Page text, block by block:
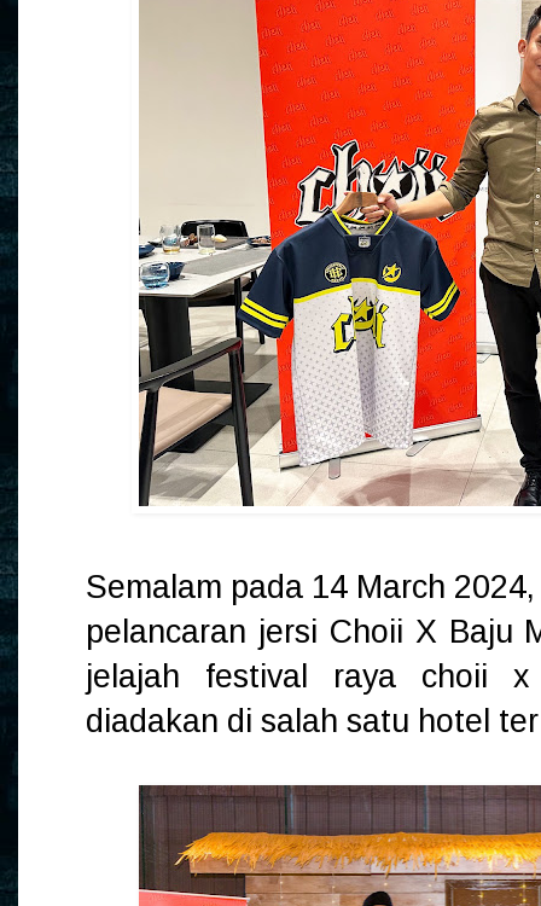
Semalam pada 14 March
pelancaran jersi Choii X Baju
jelajah festival raya choii
diadakan di salah satu hotel